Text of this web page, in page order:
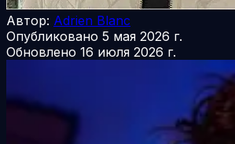
Автор: Adrien Blanc
Опубликовано 5 мая 2026 г.
Обновлено 16 июля 2026 г.